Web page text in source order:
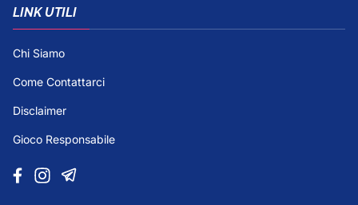
LINK UTILI
Chi Siamo
Come Contattarci
Disclaimer
Gioco Responsabile